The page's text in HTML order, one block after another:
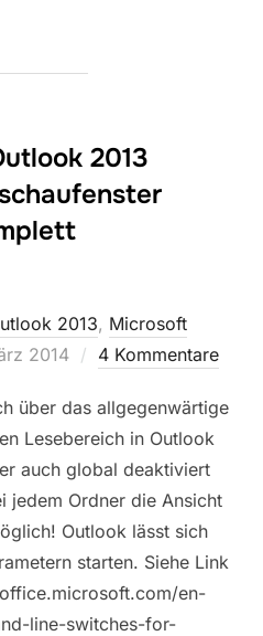
2013
2013, Microsoft
2014 4 Kommentare
über das allgegenwärtige
Lesebereich in Outlook
auch global deaktiviert
jedem Ordner die Ansicht
Outlook lässt sich
starten. Siehe Link
en-
line-switches-for-